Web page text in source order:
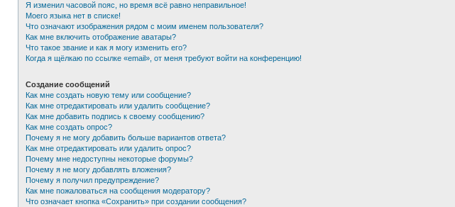
Я изменил часовой пояс, но время всё равно неправильное!
Моего языка нет в списке!
Что означают изображения рядом с моим именем пользователя?
Как мне включить отображение аватары?
Что такое звание и как я могу изменить его?
Когда я щёлкаю по ссылке «email», от меня требуют войти на конференцию!
Создание сообщений
Как мне создать новую тему или сообщение?
Как мне отредактировать или удалить сообщение?
Как мне добавить подпись к своему сообщению?
Как мне создать опрос?
Почему я не могу добавить больше вариантов ответа?
Как мне отредактировать или удалить опрос?
Почему мне недоступны некоторые форумы?
Почему я не могу добавлять вложения?
Почему я получил предупреждение?
Как мне пожаловаться на сообщения модератору?
Что означает кнопка «Сохранить» при создании сообщения?